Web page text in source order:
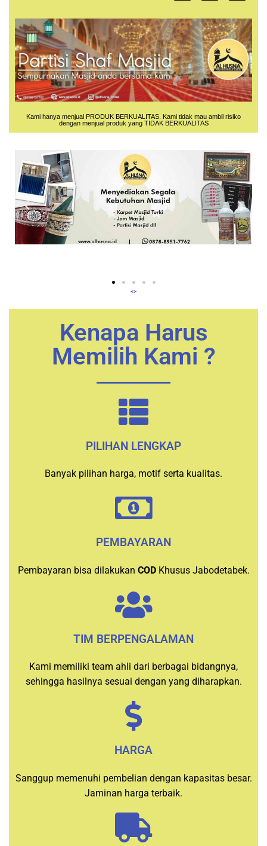
Kami hanya menjual PRODUK BERKUALITAS. Kami tidak mau ambil risiko
dengan menjual produk yang TIDAK BERKUALITAS
<>
Kenapa Harus
Memilih Kami ?
PILIHAN LENGKAP
Banyak pilihan harga, motif serta kualitas.
PEMBAYARAN
Pembayaran bisa dilakukan COD Khusus Jabodetabek.
TIM BERPENGALAMAN
Kami memiliki team ahli dari berbagai bidangnya,
sehingga hasilnya sesuai dengan yang diharapkan.
HARGA
Sanggup memenuhi pembelian dengan kapasitas besar.
Jaminan harga terbaik.